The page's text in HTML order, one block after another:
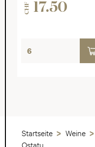
CHF 17.50
Startseite Weine
Ostatu